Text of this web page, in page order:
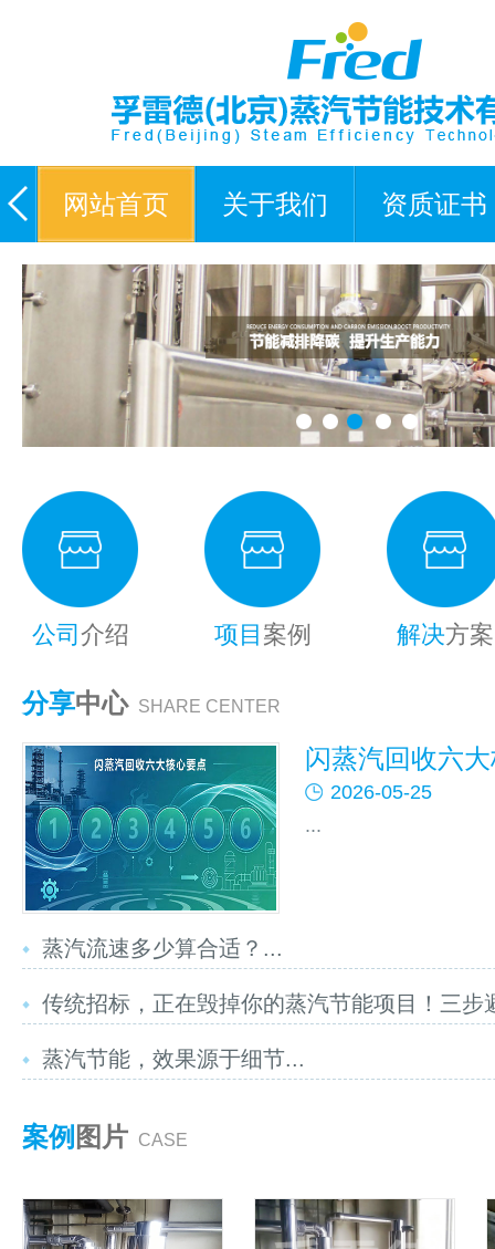
网站首页 关于我们 资质证书
公司 介绍 项目 案例 解决方案
分享中心 SHARE CENTER
闪蒸汽回收六
2026-05-25
...
蒸汽流速多少算合适？...
传统招标，正在毁掉你的蒸汽节能项目！三步
蒸汽节能，效果源于细节...
案例 图片 CASE